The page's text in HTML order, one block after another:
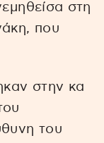
στη
που
στην κα
του